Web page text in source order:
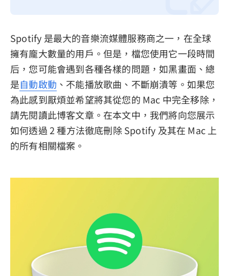
退款政策
Spotify 是最大的音樂流媒體服務商之一，在全球
擁有龐大數量的用戶。但是，檔您使用它一段時間
后，您可能會遇到各種各樣的問題，如黑畫面、總
是自動啟動 、不能播放歌曲、不斷崩潰等。如果您
為此感到厭煩並希望將其從您的 Mac 中完全移除，
請先閱讀此博客文章。在本文中，我們將向您展示
如何透過 2 種方法徹底刪除 Spotify 及其在 Mac 上
的所有相關檔案。